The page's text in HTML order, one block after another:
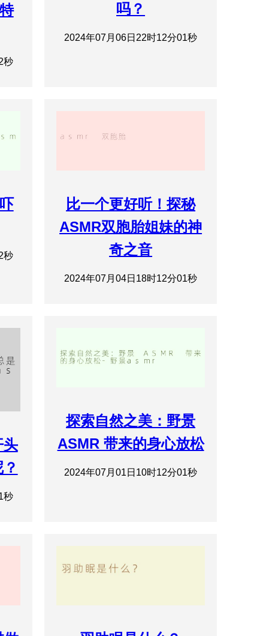
秒
吗？
2024年07月06日22时12分01秒
秒
比一个更好听！探秘
ASMR双胞胎姐妹的神
奇之音
2024年07月04日18时12分01秒
头
秒
探索自然之美：野景
ASMR 带来的身心放松
2024年07月01日10时12分01秒